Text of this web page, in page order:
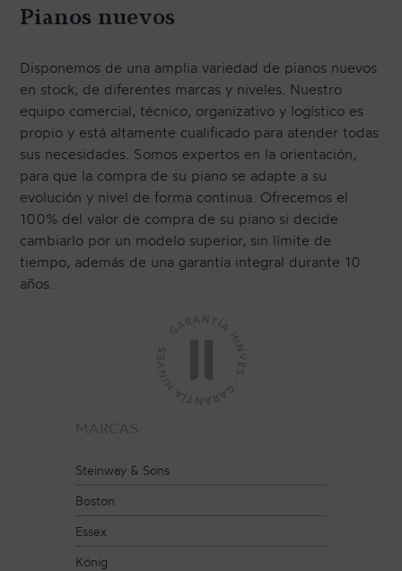
TRANSPORTE Y ALMACENAJE
SISTEMA SILENT
RESTAURACIÓN
NOSOTROS
HISTORIA
EQUIPO
BLOG
CONTACTO
Pianos nuevos
Disponemos de una amplia variedad de pianos nuevos
en stock, de diferentes marcas y niveles. Nuestro
equipo comercial, técnico, organizativo y logístico es
propio y está altamente cualificado para atender todas
sus necesidades. Somos expertos en la orientación,
para que la compra de su piano se adapte a su
evolución y nivel de forma continua. Ofrecemos el
100% del valor de compra de su piano si decide
cambiarlo por un modelo superior, sin límite de
tiempo, además de una garantía integral durante 10
años.
MARCAS
Steinway & Sons
Boston
Essex
König